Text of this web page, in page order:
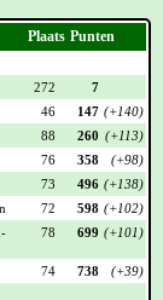
Plaats Punten
272
7
46 147 (+140)
88 260 (+113)
76 358
(+98)
73 496 (+138)
72 598 (+102)
78 699 (+101)
74 738
(+39)